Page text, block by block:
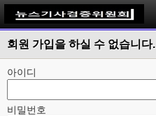
회원 가입을 하실 수 없습니다.
아이디
비밀번호